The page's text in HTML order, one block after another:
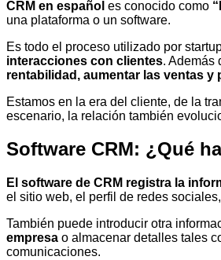
CRM en español es conocido como
una plataforma o un software.
Es todo el proceso utilizado por
interacciones con clientes. Además
rentabilidad, aumentar las ventas
Estamos en la era del cliente, de la
escenario, la relación también
Software CRM: ¿Qué
El software de CRM registra la
el sitio web, el perfil de redes
También puede introducir otra
empresa o almacenar detalles tales
comunicaciones.